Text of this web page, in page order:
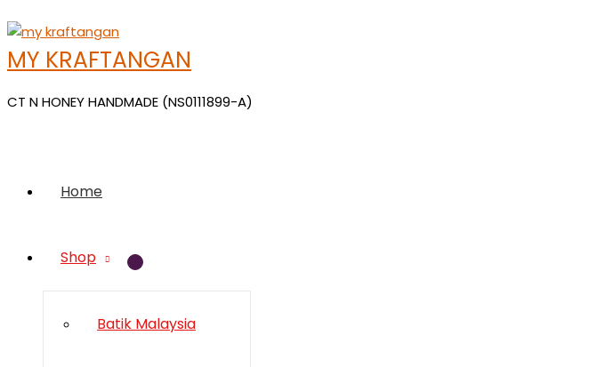
to
content
MY KRAFTANGAN
CT N HONEY HANDMADE (NS0111899-A)
Home
Shop Menu
Batik Malaysia